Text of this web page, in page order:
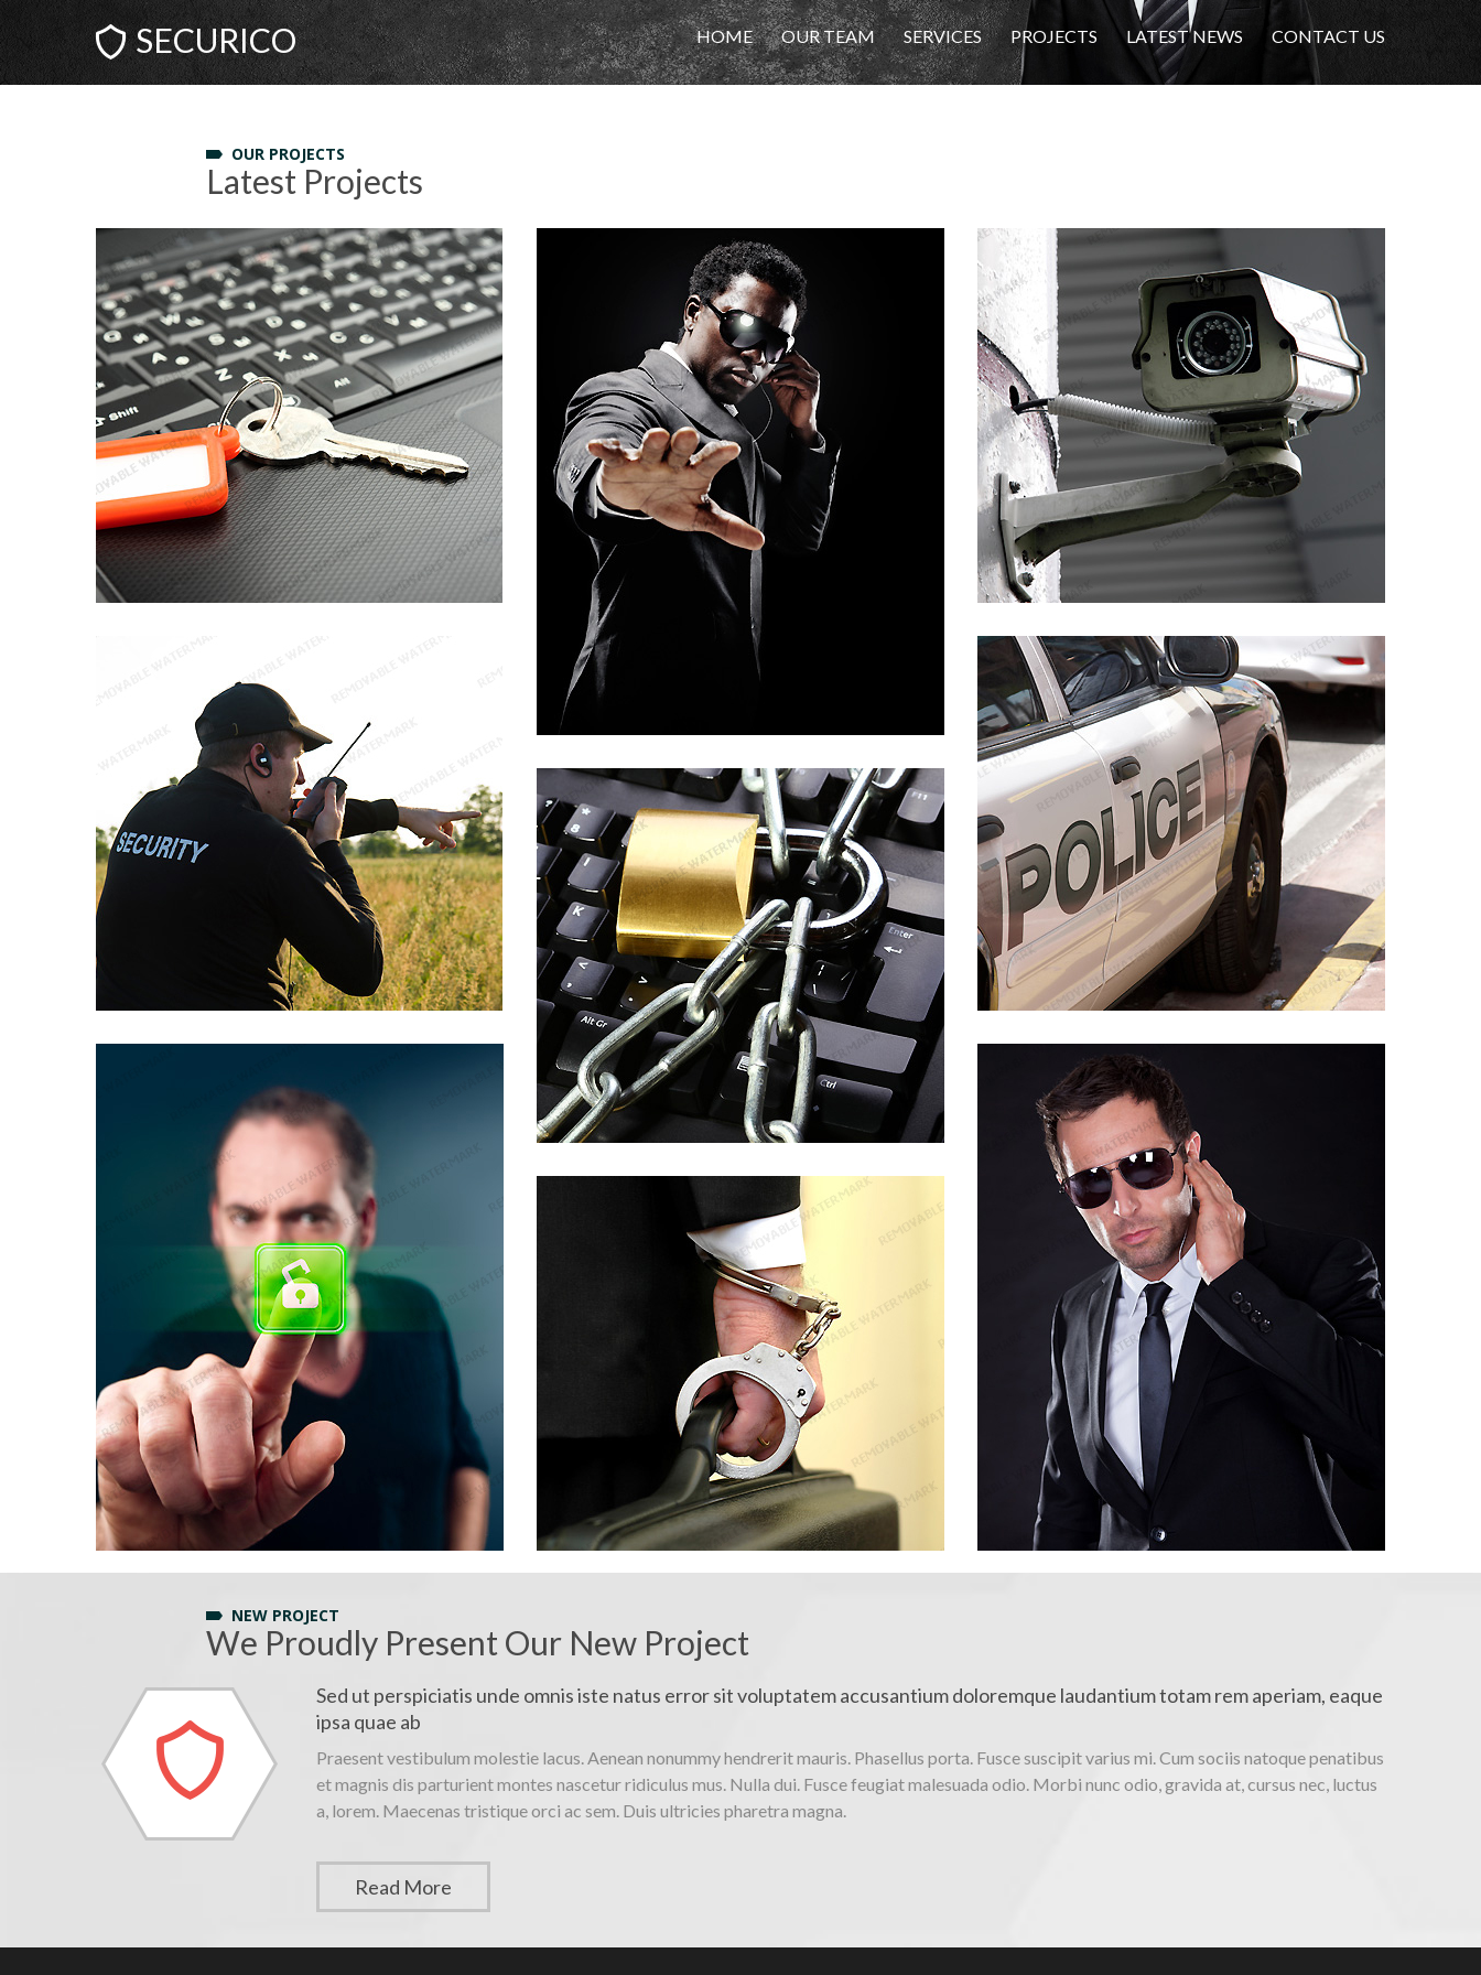
SECURICO HOME OUR TEAM SERVICES PROJECTS LATEST NEWS CONTACT US
OUR PROJECTS
Latest Projects
NEW PROJECT
We Proudly Present Our New Project
Sed ut perspiciatis unde omnis iste natus error sit voluptatem accusantium doloremque laudantium totam rem aperiam, eaque
ipsa quae ab
Praesent vestibulum molestie lacus. Aenean nonummy hendrerit mauris. Phasellus porta. Fusce suscipit varius mi. Cum sociis natoque penatibus
et magnis dis parturient montes nascetur ridiculus mus. Nulla dui. Fusce feugiat malesuada odio. Morbi nunc odio, gravida at, cursus nec, luctus
a, lorem. Maecenas tristique orci ac sem. Duis ultricies pharetra magna.
Read More